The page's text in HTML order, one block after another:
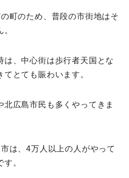
町のため、普段の市街地はそ
は、中心街は歩行者天国とな
とても賑わいます。
広島市民も多くやってきま
は、4万人以上の人がやって
。